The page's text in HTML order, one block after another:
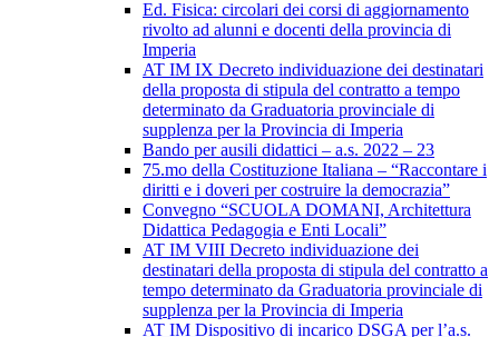
Ed. Fisica: circolari dei corsi di aggiornamento
rivolto ad alunni e docenti della provincia di
Imperia
AT IM IX Decreto individuazione dei destinatari
della proposta di stipula del contratto a tempo
determinato da Graduatoria provinciale di
supplenza per la Provincia di Imperia
Bando per ausili didattici – a.s. 2022 – 23
75.mo della Costituzione Italiana – “Raccontare i
diritti e i doveri per costruire la democrazia”
Convegno “SCUOLA DOMANI, Architettura
Didattica Pedagogia e Enti Locali”
AT IM VIII Decreto individuazione dei
destinatari della proposta di stipula del contratto a
tempo determinato da Graduatoria provinciale di
supplenza per la Provincia di Imperia
AT IM Dispositivo di incarico DSGA per l’a.s.